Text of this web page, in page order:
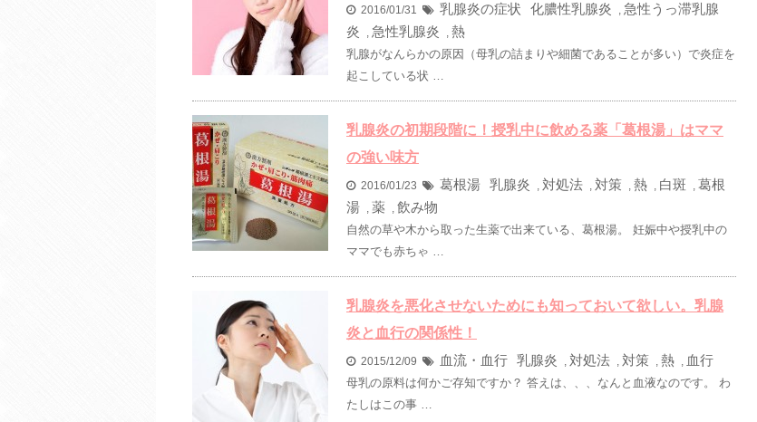
2016/01/31 乳腺炎の症状 化膿性乳腺炎 , 急性うっ滞乳腺
炎
, 急性乳腺炎 , 熱
乳腺がなんらかの原因（母乳の詰まりや細菌であることが多い）で炎症を
起こしている状 …
乳腺炎の初期段階に！授乳中に飲める薬「葛根湯」はママ
の強い味方
2016/01/23 葛根湯 乳腺炎 , 対処法 , 対策 , 熱 , 白斑 , 葛根
湯 , 薬 , 飲み物
自然の草や木から取った生薬で出来ている、葛根湯。 妊娠中や授乳中の
ママでも赤ちゃ …
乳腺炎を悪化させないためにも知っておいて欲しい。乳腺
炎と血行の関係性！
2015/12/09 血流・血行 乳腺炎 , 対処法 , 対策 , 熱 , 血行
母乳の原料は何かご存知ですか？ 答えは、、、なんと血液なのです。 わ
たしはこの事 …